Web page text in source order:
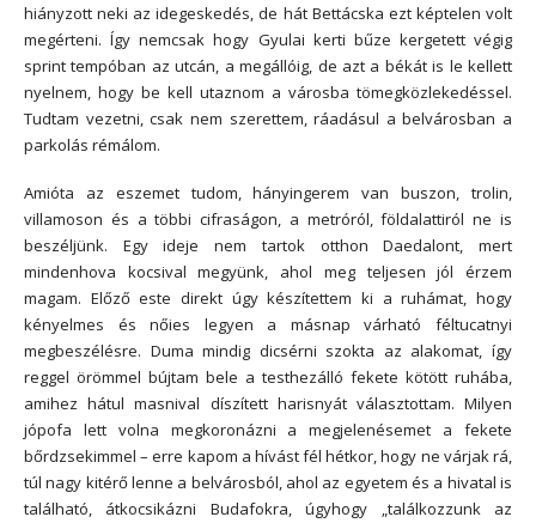
hiányzott neki az idegeskedés, de hát Bettácska ezt képtelen volt
megérteni. Így nemcsak hogy Gyulai kerti bűze kergetett végig
sprint tempóban az utcán, a megállóig, de azt a békát is le kellett
nyelnem, hogy be kell utaznom a városba tömegközlekedéssel.
Tudtam vezetni, csak nem szerettem, ráadásul a belvárosban a
parkolás rémálom.
Amióta az eszemet tudom, hányingerem van buszon, trolin,
villamoson és a többi cifraságon, a metróról, földalattiról ne is
beszéljünk. Egy ideje nem tartok otthon Daedalont, mert
mindenhova kocsival megyünk, ahol meg teljesen jól érzem
magam. Előző este direkt úgy készítettem ki a ruhámat, hogy
kényelmes és nőies legyen a másnap várható féltucatnyi
megbeszélésre. Duma mindig dicsérni szokta az alakomat, így
reggel örömmel bújtam bele a testhezálló fekete kötött ruhába,
amihez hátul masnival díszített harisnyát választottam. Milyen
jópofa lett volna megkoronázni a megjelenésemet a fekete
bőrdzsekimmel – erre kapom a hívást fél hétkor, hogy ne várjak rá,
túl nagy kitérő lenne a belvárosból, ahol az egyetem és a hivatal is
található, átkocsikázni Budafokra, úgyhogy „találkozzunk az